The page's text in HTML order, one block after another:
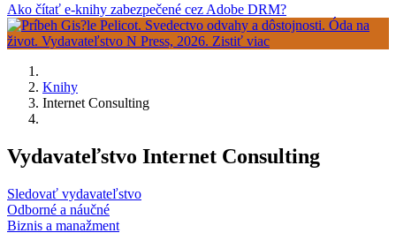
Ako čítať e-knihy zabezpečené cez Adobe DRM?
Knihy
Internet Consulting
Vydavateľstvo Internet Consulting
Sledovať vydavateľstvo
Odborné a náučné
Biznis a manažment